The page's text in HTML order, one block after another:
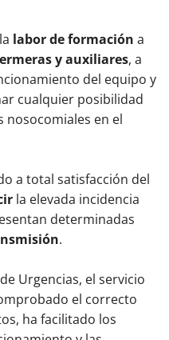
labor de formación a
y auxiliares, a
del equipo y
cualquier posibilidad
nosocomiales en el
a total satisfacción del
la elevada incidencia
determinadas
.
Urgencias, el servicio
el correcto
ha facilitado los